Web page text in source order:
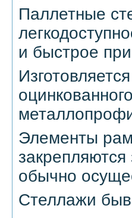
Паллетные
и быстрое
Элементы
обычно
Стеллажи